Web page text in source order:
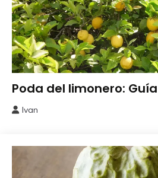
Frutales
Poda del limonero:
2025
Ivan